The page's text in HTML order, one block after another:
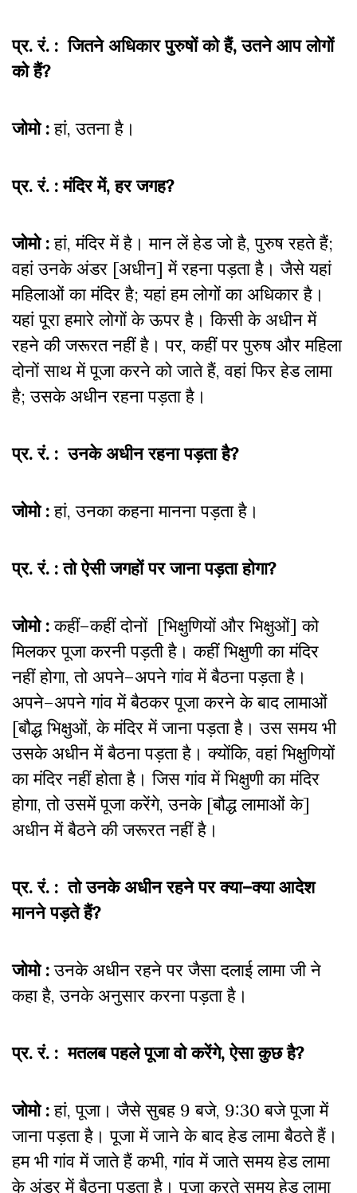
प्र. रं. : जितने अधिकार पुरुषों को हैं, उतने आप लोगों
को हैं?
जोमो :हां, उतना है।
प्र. रं. : मंदिर में, हर जगह?
जोमो :हां, मंदिर में है। मान लें हेड जो है, पुरुष रहते हैं;
वहां उनके अंडर [अधीन] में रहना पड़ता है। जैसे यहां
महिलाओं का मंदिर है; यहां हम लोगों का अधिकार है।
यहां पूरा हमारे लोगों के ऊपर है। किसी के अधीन में
रहने की जरूरत नहीं है। पर, कहीं पर पुरुष और महिला
दोनों साथ में पूजा करने को जाते हैं, वहां फिर हेड लामा
है; उसके अधीन रहना पड़ता है।
प्र. रं. : उनके अधीन रहना पड़ता है?
जोमो :हां, उनका कहना मानना पड़ता है।
प्र. रं. : तो ऐसी जगहों पर जाना पड़ता होगा?
जोमो :कहीं–कहीं दोनों [भिक्षुणियों और भिक्षुओं] को
मिलकर पूजा करनी पड़ती है। कहीं भिक्षुणी का मंदिर
नहीं होगा, तो अपने–अपने गांव में बैठना पड़ता है।
अपने–अपने गांव में बैठकर पूजा करने के बाद लामाओं
[बौद्ध भिक्षुओं, के मंदिर में जाना पड़ता है। उस समय भी
उसके अधीन में बैठना पड़ता है। क्योंकि, वहां भिक्षुणियों
का मंदिर नहीं होता है। जिस गांव में भिक्षुणी का मंदिर
होगा, तो उसमें पूजा करेंगे, उनके [बौद्ध लामाओं के]
अधीन में बैठने की जरूरत नहीं है।
प्र. रं. : तो उनके अधीन रहने पर क्या–क्या आदेश
मानने पड़ते हैं?
जोमो :उनके अधीन रहने पर जैसा दलाई लामा जी ने
कहा है, उनके अनुसार करना पड़ता है।
प्र. रं. : मतलब पहले पूजा वो करेंगे, ऐसा कुछ है?
जोमो :हां, पूजा। जैसे सुबह 9 बजे, 9:30 बजे पूजा में
जाना पड़ता है। पूजा में जाने के बाद हेड लामा बैठते हैं।
हम भी गांव में जाते हैं कभी, गांव में जाते समय हेड लामा
के अंडर में बैठना पड़ता है। पूजा करते समय हेड लामा